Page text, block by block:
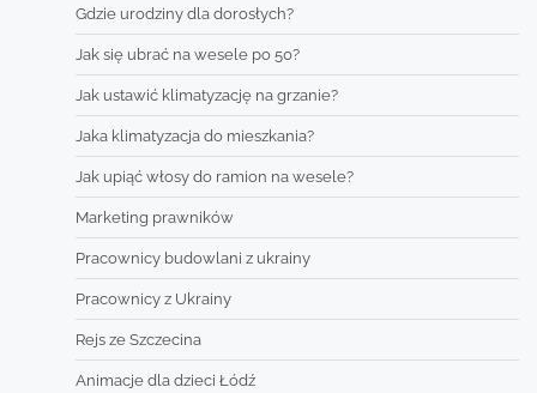
Gdzie urodziny dla dorosłych?
Jak się ubrać na wesele po 50?
Jak ustawić klimatyzację na grzanie?
Jaka klimatyzacja do mieszkania?
Jak upiąć włosy do ramion na wesele?
Marketing prawników
Pracownicy budowlani z ukrainy
Pracownicy z Ukrainy
Rejs ze Szczecina
Animacje dla dzieci Łódź